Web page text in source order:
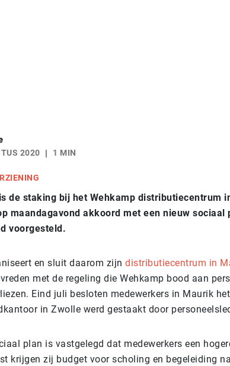
2020 1 MIN
de staking bij het Wehkamp distributiecentrum
maandagavond akkoord met een nieuw sociaal
voorgesteld.
en sluit daarom zijn distributiecentrum in
met de regeling die Wehkamp bood aan
Eind juli besloten medewerkers in Maurik
in Zwolle werd gestaakt door
plan is vastgelegd dat medewerkers een
krijgen zij budget voor scholing en begeleiding